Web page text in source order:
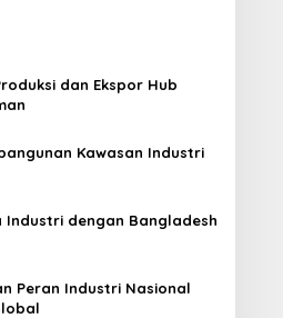
dan Ekspor Hub
Kawasan Industri
Industri dengan Bangladesh
Peran Industri Nasional